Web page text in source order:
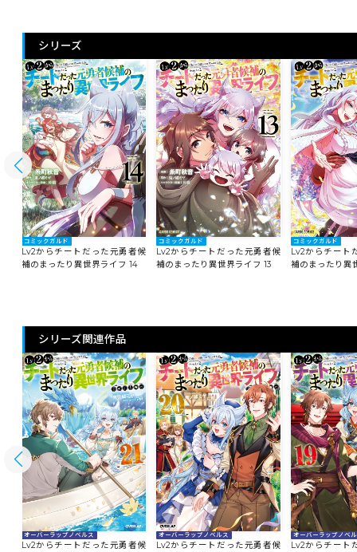
シリーズ
コミックガルド
Lv2からチートだった元勇者候
補のまったり異世界ライフ 14
コミックガルド
Lv2からチートだった元勇者候
補のまったり異世界ライフ 13
コミックガルド
Lv2からチート
補のまったり異
シリーズ関連作品
オーバーラップノベルス
Lv2からチートだった元勇者候
オーバーラップノベルス
Lv2からチートだった元勇者候
オーバーラップノベ
Lv2からチート